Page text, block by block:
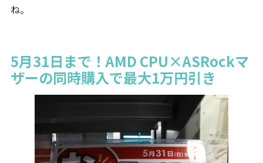
ね。
5月31日まで！AMD CPU×ASRockマ
ザーの同時購入で最大1万円引き